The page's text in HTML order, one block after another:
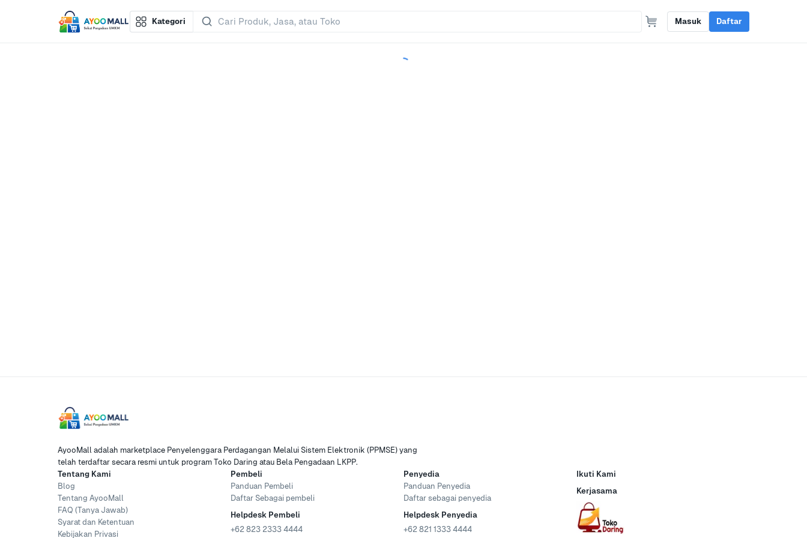
Kategori Masuk Daftar
AyooMall adalah marketplace Penyelenggara Perdagangan Melalui Sistem Elektronik (PPMSE) yang
telah terdaftar secara resmi untuk program Toko Daring atau Bela Pengadaan LKPP.
Tentang Kami
Blog
Tentang AyooMall
FAQ (Tanya Jawab)
Syarat dan Ketentuan
Kebijakan Privasi
Pembeli
Panduan Pembeli
Daftar Sebagai pembeli
Helpdesk Pembeli
+62 823 2333 4444
Penyedia
Panduan Penyedia
Daftar sebagai penyedia
Helpdesk Penyedia
+62 821 1333 4444
Ikuti Kami
Kerjasama